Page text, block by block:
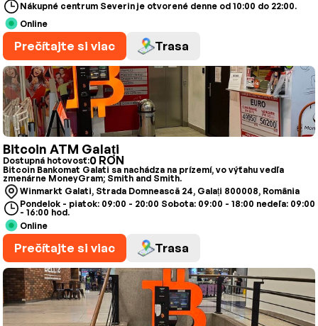
Nákupné centrum Severin je otvorené denne od 10:00 do 22:00.
Online
Prečítajte si viac Trasa
Bitcoin ATM Galați
Dostupná hotovosť:0 RON
Bitcoin Bankomat Galati sa nachádza na prízemí, vo výťahu vedľa
zmenárne MoneyGram; Smith and Smith.
Winmarkt Galati, Strada Domnească 24, Galați 800008, România
Pondelok - piatok: 09:00 - 20:00 Sobota: 09:00 - 18:00 nedeľa: 09:00
- 16:00 hod.
Online
Prečítajte si viac Trasa